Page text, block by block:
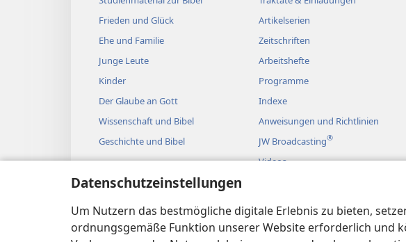
Datenschutzeinstellungen
Um Nutzern das bestmögliche digitale Erlebnis zu bieten,
ordnungsgemäße Funktion unserer Website erforderlich und
Frieden und Glück
Ehe und Familie
Junge Leute
Kinder
Der Glaube an Gott
Wissenschaft und Bibel
Geschichte und Bibel
Artikelserien
Zeitschriften
Arbeitshefte
Programme
Indexe
Anweisungen und Richtlinien
JW Broadcasting®
Videos
Bibellesungen